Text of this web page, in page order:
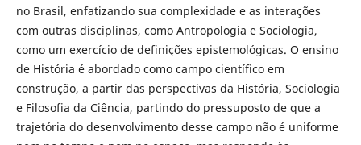
no Brasil, enfatizando sua complexidade e as interações
com outras disciplinas, como Antropologia e Sociologia,
como um exercício de definições epistemológicas. O ensino
de História é abordado como campo científico em
construção, a partir das perspectivas da História, Sociologia
e Filosofia da Ciência, partindo do pressuposto de que a
trajetória do desenvolvimento desse campo não é uniforme